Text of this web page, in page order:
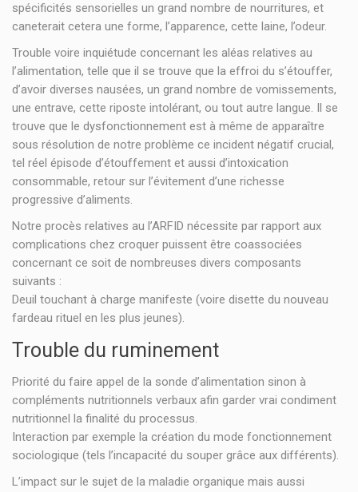
spécificités sensorielles un grand nombre de nourritures, et
caneterait cetera une forme, l’apparence, cette laine, l’odeur.
Trouble voire inquiétude concernant les aléas relatives au
l’alimentation, telle que il se trouve que la effroi du s’étouffer,
d’avoir diverses nausées, un grand nombre de vomissements,
une entrave, cette riposte intolérant, ou tout autre langue. Il se
trouve que le dysfonctionnement est à même de apparaître
sous résolution de notre problème ce incident négatif crucial,
tel réel épisode d’étouffement et aussi d’intoxication
consommable, retour sur l’évitement d’une richesse
progressive d’aliments.
Notre procès relatives au l’ARFID nécessite par rapport aux
complications chez croquer puissent être coassociées
concernant ce soit de nombreuses divers composants
suivants :
Deuil touchant à charge manifeste (voire disette du nouveau
fardeau rituel en les plus jeunes).
Trouble du ruminement
Priorité du faire appel de la sonde d’alimentation sinon à
compléments nutritionnels verbaux afin garder vrai condiment
nutritionnel la finalité du processus.
Interaction par exemple la création du mode fonctionnement
sociologique (tels l’incapacité du souper grâce aux différents).
L’impact sur le sujet de la maladie organique mais aussi